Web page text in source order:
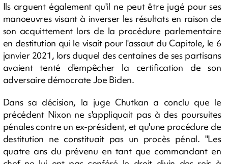
Ils arguent également qu'il ne peut être jugé pour ses
manoeuvres visant à inverser les résultats en raison de
son acquittement lors de la procédure parlementaire
en destitution qui le visait pour l'assaut du Capitole, le 6
janvier 2021, lors duquel des centaines de ses partisans
avaient tenté d'empêcher la certification de son
adversaire démocrate Joe Biden.
Dans sa décision, la juge Chutkan a conclu que le
précédent Nixon ne s'appliquait pas à des poursuites
pénales contre un ex-président, et qu'une procédure de
destitution ne constituait pas un procès pénal. "Les
quatre ans du prévenu en tant que commandant en